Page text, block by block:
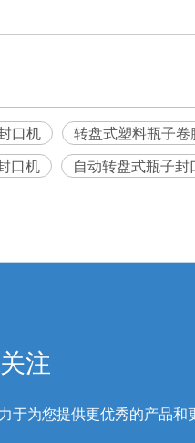
口机
转盘式塑料瓶子
口机 自动转盘式瓶子封
注
于为您提供更优秀的产品和